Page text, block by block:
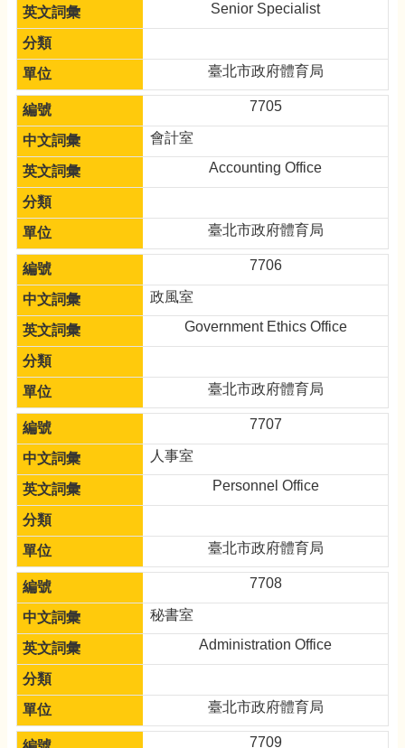
Senior Specialist
臺北市政府體育局
7705
會計室
Accounting Office
臺北市政府體育局
7706
政風室
Government Ethics Office
臺北市政府體育局
7707
人事室
Personnel Office
臺北市政府體育局
7708
秘書室
Administration Office
臺北市政府體育局
7709